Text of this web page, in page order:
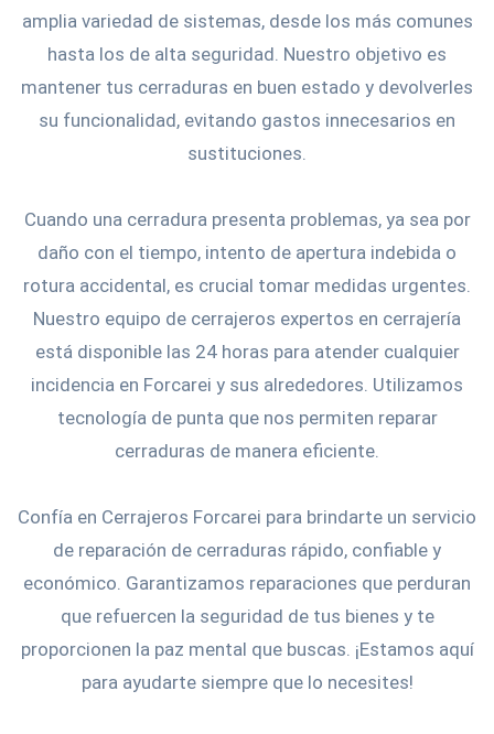
amplia variedad de sistemas, desde los más comunes
hasta los de alta seguridad. Nuestro objetivo es
mantener tus cerraduras en buen estado y devolverles
su funcionalidad, evitando gastos innecesarios en
sustituciones.
Cuando una cerradura presenta problemas, ya sea por
daño con el tiempo, intento de apertura indebida o
rotura accidental, es crucial tomar medidas urgentes.
Nuestro equipo de cerrajeros expertos en cerrajería
está disponible las 24 horas para atender cualquier
incidencia en Forcarei y sus alrededores. Utilizamos
tecnología de punta que nos permiten reparar
cerraduras de manera eficiente.
Confía en Cerrajeros Forcarei para brindarte un servicio
de reparación de cerraduras rápido, confiable y
económico. Garantizamos reparaciones que perduran
que refuercen la seguridad de tus bienes y te
proporcionen la paz mental que buscas. ¡Estamos aquí
para ayudarte siempre que lo necesites!